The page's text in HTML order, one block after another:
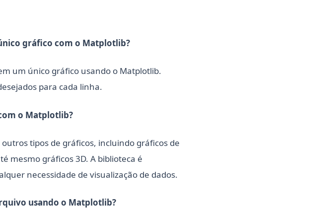
gráfico com o Matplotlib?
um único gráfico usando o Matplotlib.
para cada linha.
o Matplotlib?
tipos de gráficos, incluindo gráficos de
mesmo gráficos 3D. A biblioteca é
necessidade de visualização de dados.
usando o Matplotlib?